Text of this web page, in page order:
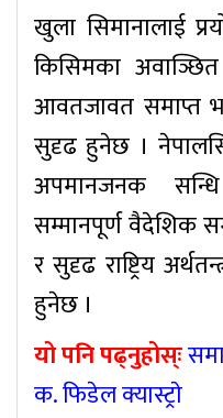
खुला सिमानालाई
किसिमका
आवतजावत समाप्त
सुदृढ हुनेछ ।
अपमानजनक
सम्मानपूर्ण वैदेशिक
र सुदृढ राष्ट्रिय
हुनेछ ।
यो पनि पढ्नुहोस्ः
क. फिडेल क्यास्ट्राे